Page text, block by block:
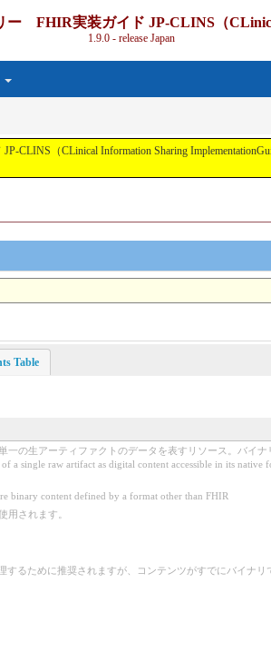
ー FHIR実装ガイド JP-CLINS（
1.9.0 - release Japan
（CLinical Information Sharing
Table
の生アーティファクトのデータを表すリソース。バイ
a single raw artifact as digital content accessible in its
binary content defined by a format other than FHIR
用されます。
るために推奨されますが、コンテンツがすでにバイナリ